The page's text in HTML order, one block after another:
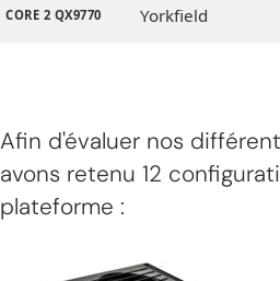
CORE 2 QX9770 Yorkfield
Afin d'évaluer nos
avons retenu 12
plateforme :